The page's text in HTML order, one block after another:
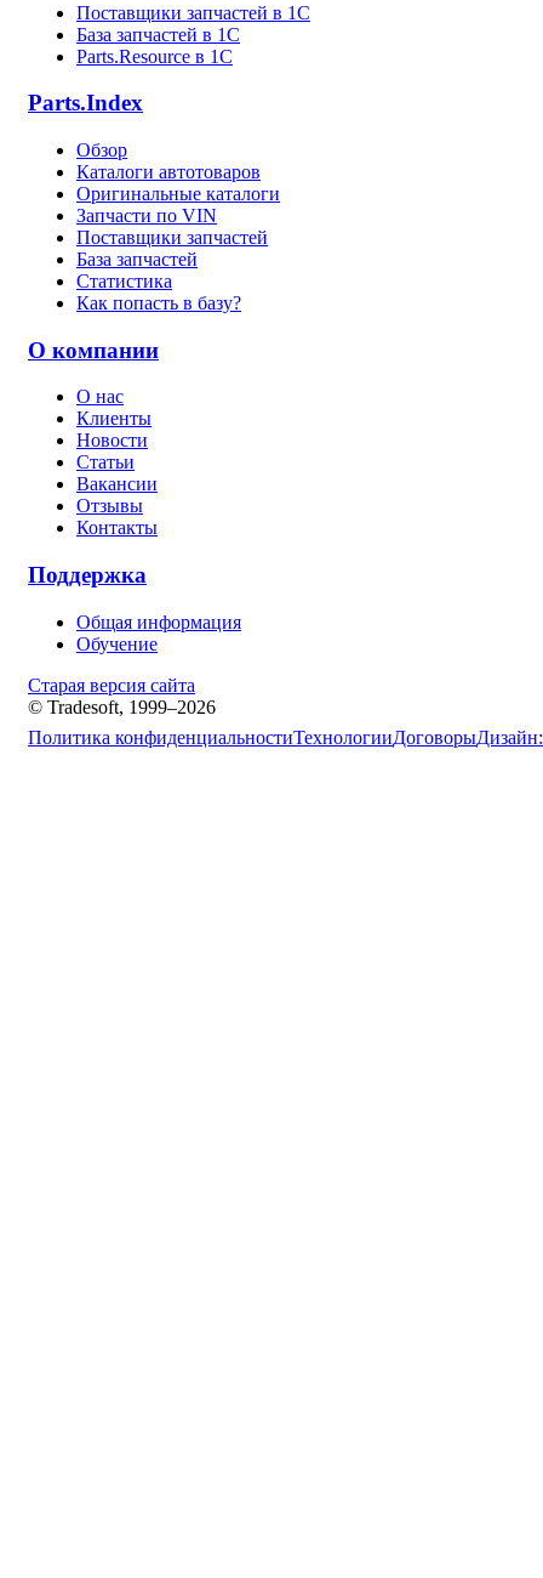
Поставщики запчастей в 1C
База запчастей в 1С
Parts.Resource в 1C
Parts.Index
Обзор
Каталоги автотоваров
Оригинальные каталоги
Запчасти по VIN
Поставщики запчастей
База запчастей
Статистика
Как попасть в базу?
О компании
О нас
Клиенты
Новости
Статьи
Вакансии
Отзывы
Контакты
Поддержка
Общая информация
Обучение
Старая версия сайта
© Tradesoft, 1999–2026
Политика конфиденциальностиТехнологииДоговорыДизайн: